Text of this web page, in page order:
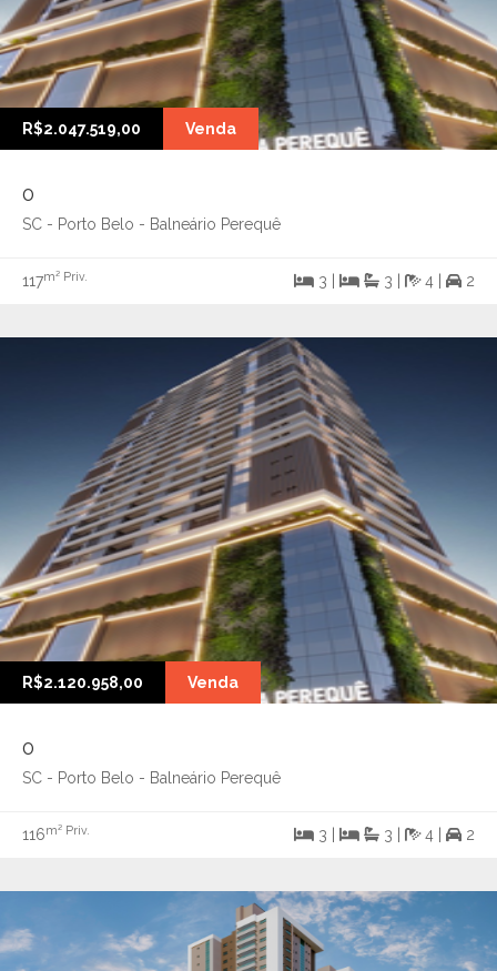
R$2.047.519,00 Venda
0
SC - Porto Belo - Balneário Perequê
117m² Priv. 3 | 3 | 4 | 2
R$2.120.958,00 Venda
0
SC - Porto Belo - Balneário Perequê
116m² Priv. 3 | 3 | 4 | 2